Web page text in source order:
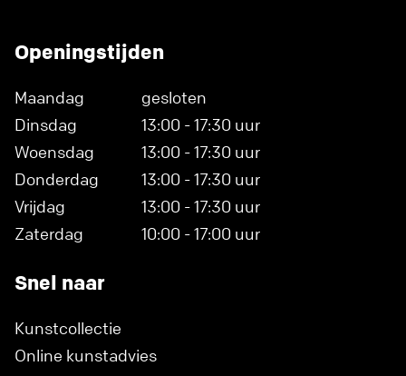
Openingstijden
Maandag
gesloten
Dinsdag
13:00 - 17:30 uur
Woensdag
13:00 - 17:30 uur
Donderdag
13:00 - 17:30 uur
Vrijdag
13:00 - 17:30 uur
Zaterdag
10:00 - 17:00 uur
Snel naar
Kunstcollectie
Online kunstadvies